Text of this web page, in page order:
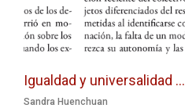
Igualdad y universalidad ...
Sandra Huenchuan